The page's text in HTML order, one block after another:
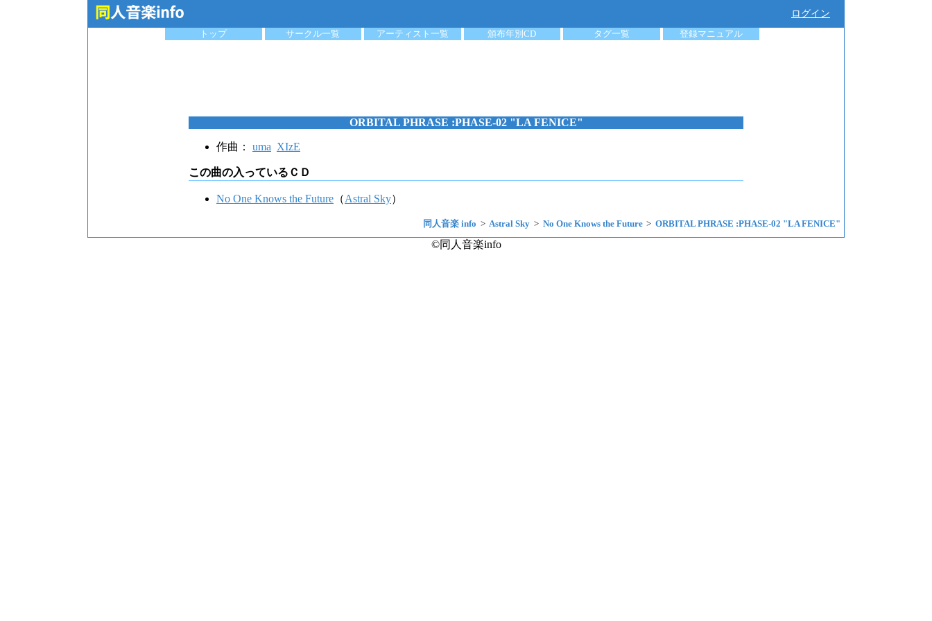
ログイン
トップ
サークル一覧 アーティスト一覧 頒布年別CD タグ一覧 登録マニュアル
ORBITAL PHRASE :PHASE-02 "LA FENICE"
作曲： uma XIzE
この曲の入っているＣＤ
No One Knows the Future （Astral Sky）
同人音楽 info Astral Sky No One Knows the Future ORBITAL PHRASE :PHASE-02 "LA FENICE"
©同人音楽info